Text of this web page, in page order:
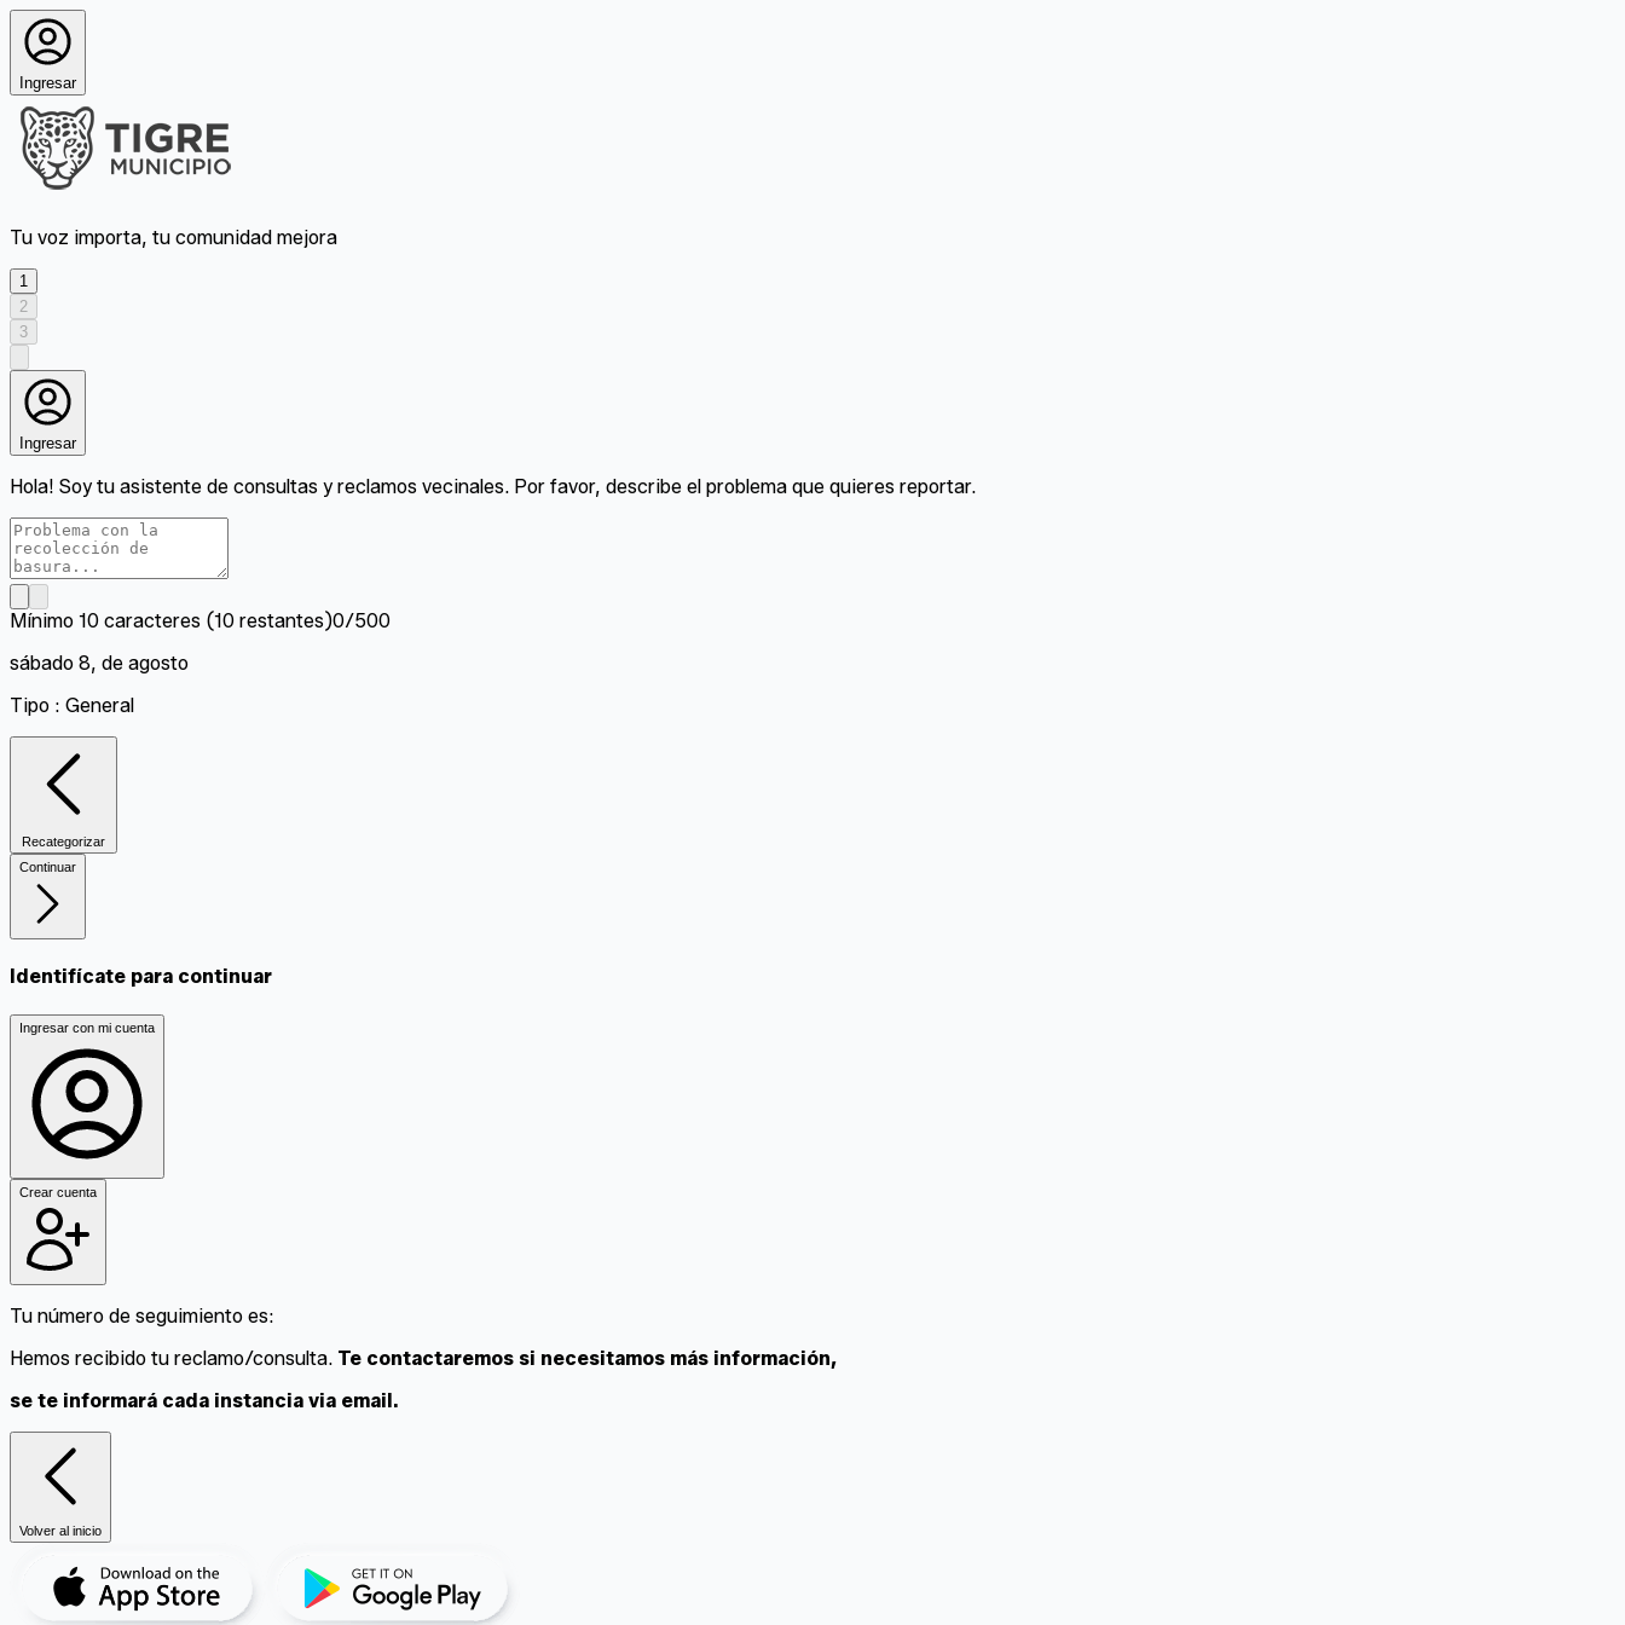
Ingresar
Tu voz importa, tu comunidad mejora
1
2
3
Ingresar
Hola! Soy tu asistente de consultas y reclamos vecinales. Por favor, describe el problema que quieres reportar.
Mínimo 10 caracteres (10 restantes)0/500
sábado 8, de agosto
Tipo : General
Recategorizar
Continuar
Identifícate para continuar
Ingresar con mi cuenta
Crear cuenta
Tu número de seguimiento es:
Hemos recibido tu reclamo/consulta. Te contactaremos si necesitamos más información,
se te informará cada instancia via email.
Volver al inicio